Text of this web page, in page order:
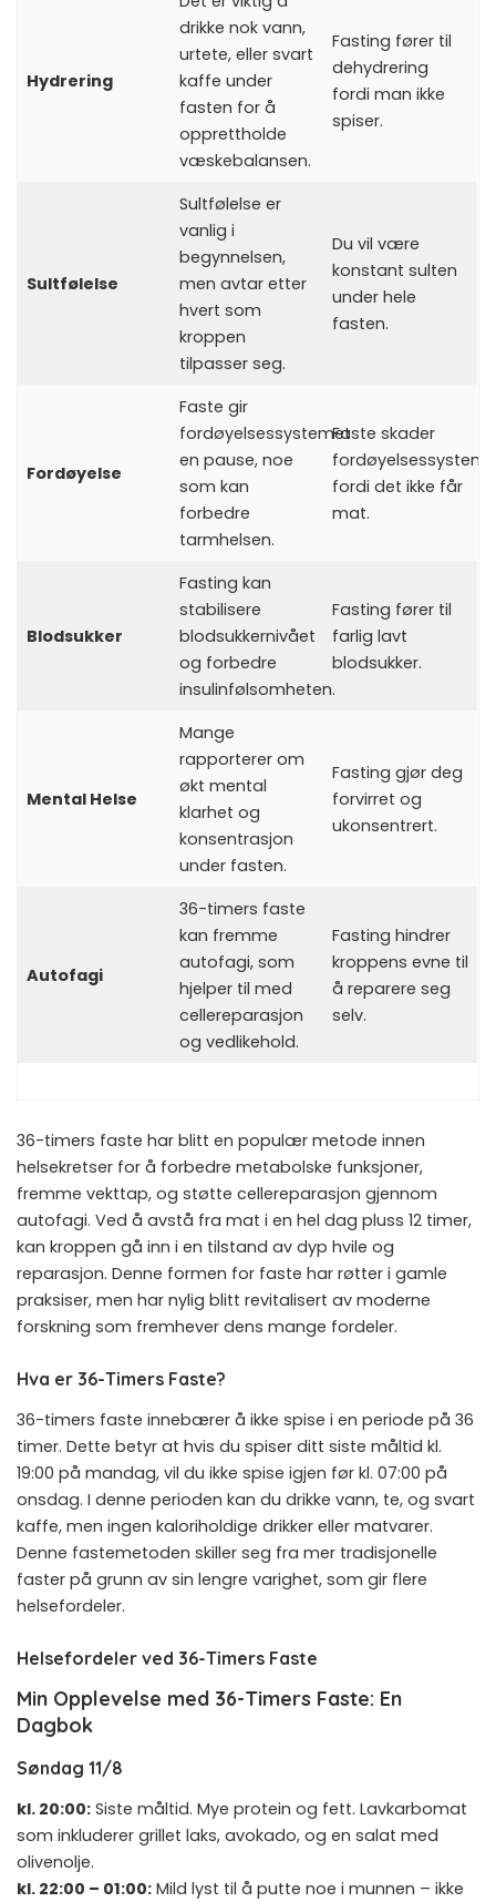
Hydrering
drikke nok vann,
urtete, eller svart
kaffe under
fasten for å
opprettholde
væskebalansen.
Fasting fører til
dehydrering
fordi man ikke
spiser.
Sultfølelse
Sultfølelse er
vanlig i
begynnelsen,
men avtar etter
hvert som
kroppen
tilpasser seg.
Du vil være
konstant sulten
under hele
fasten.
Fordøyelse
Faste gir
fordøyelsessystemet
en pause, noe
som kan
forbedre
tarmhelsen.
Faste skader
fordi det ikke får
mat.
Blodsukker
Fasting kan
stabilisere
blodsukkernivået
og forbedre
insulinfølsomheten.
Fasting fører til
farlig lavt
blodsukker.
Mental Helse
Mange
rapporterer om
økt mental
klarhet og
konsentrasjon
under fasten.
Fasting gjør deg
forvirret og
ukonsentrert.
Autofagi
36-timers faste
kan fremme
autofagi, som
hjelper til med
cellereparasjon
og vedlikehold.
Fasting hindrer
kroppens evne til
å reparere seg
selv.
36-timers faste har blitt en populær metode innen
helsekretser for å forbedre metabolske funksjoner,
fremme vekttap, og støtte cellereparasjon gjennom
autofagi. Ved å avstå fra mat i en hel dag pluss 12 timer,
kan kroppen gå inn i en tilstand av dyp hvile og
reparasjon. Denne formen for faste har røtter i gamle
praksiser, men har nylig blitt revitalisert av moderne
forskning som fremhever dens mange fordeler.
Hva er 36-Timers Faste?
36-timers faste innebærer å ikke spise i en periode på 36
timer. Dette betyr at hvis du spiser ditt siste måltid kl.
19:00 på mandag, vil du ikke spise igjen før kl. 07:00 på
onsdag. I denne perioden kan du drikke vann, te, og svart
kaffe, men ingen kaloriholdige drikker eller matvarer.
Denne fastemetoden skiller seg fra mer tradisjonelle
faster på grunn av sin lengre varighet, som gir flere
helsefordeler.
Helsefordeler ved 36-Timers Faste
Min Opplevelse med 36-Timers Faste: En
Dagbok
Søndag 11/8
kl. 20:00: Siste måltid. Mye protein og fett. Lavkarbomat
som inkluderer grillet laks, avokado, og en salat med
olivenolje.
kl. 22:00 – 01:00: Mild lyst til å putte noe i munnen – ikke